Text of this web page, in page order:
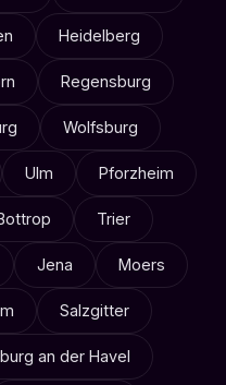
Heidelberg
Regensburg
Wolfsburg
Ulm Pforzheim
Trier
Jena Moers
Salzgitter
an der Havel